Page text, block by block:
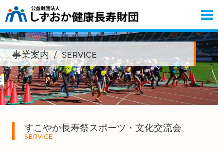
事業案内 SERVICE
すこやか長寿祭スポーツ・文化交流会
SERVICE